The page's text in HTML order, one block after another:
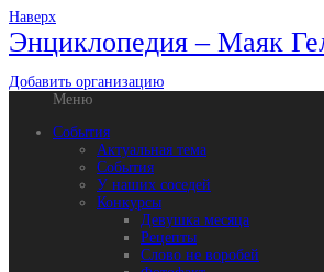
Наверх
Энциклопедия – Маяк
Добавить организацию
Меню
События
Актуальная тема
События
У наших соседей
Конкурсы
Девушка месяца
Рецепты
Слово не воробей